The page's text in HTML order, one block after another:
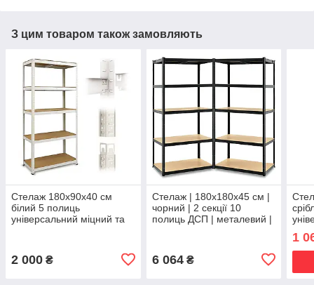
З цим товаром також замовляють
Стелаж 180х90х40 см
білий 5 полиць
універсальний міцний та
2 000 ₴
Стелаж | 180х180х45 см |
чорний | 2 секції 10
полиць ДСП | металевий |
6 064₴
1